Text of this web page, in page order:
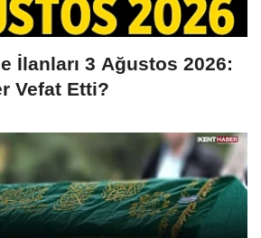
İlanları 3 Ağustos 2026:
Vefat Etti?